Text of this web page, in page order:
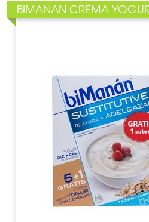
BIMANAN CREMA